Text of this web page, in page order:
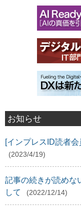
お知らせ
[インプレスID読者
(2023/4/19)
記事の続きが読めな
して
(2022/12/14)